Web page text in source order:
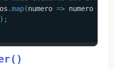
.map(numero => numero
) ;